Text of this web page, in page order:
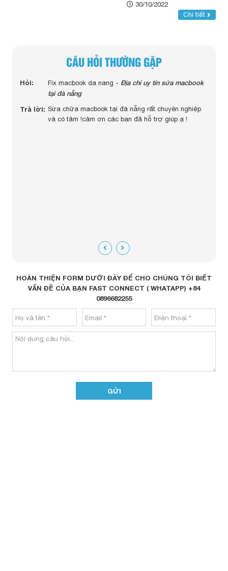
30/10/2022
Chi tiết
CÂU HỎI THƯỜNG GẶP
Hỏi: Fix macbook da nang - Địa chỉ uy tín sửa macbook
tại đà nẵng
Trả lời: Sửa chữa macbook tại đà nẵng rất chuyên nghiệp
và có tâm !cảm ơn các bạn đã hỗ trợ giúp ạ !
Hỏi:
macbook pro 2014 13 icnh của em bị chai pin thay
mấy tiền anh ? -
Trả lời: Dạ AD sẽ liên hệ bạn qua số điện thoại ạ ! cảm ơn
ban
HOÀN THIỆN FORM DƯỚI ĐÂY ĐỂ CHO CHÚNG TÔI BIẾT
VẤN ĐỀ CỦA BẠN FAST CONNECT ( WHATAPP) +84
0896682255